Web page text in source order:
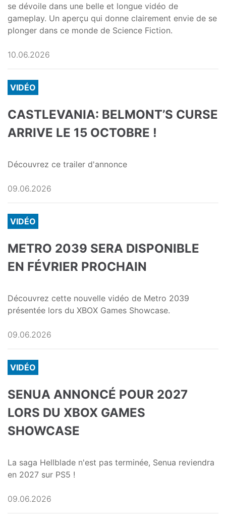
se dévoile dans une belle et longue vidéo de
gameplay. Un aperçu qui donne clairement envie de se
plonger dans ce monde de Science Fiction.
10.06.2026
VIDÉO
CASTLEVANIA: BELMONT’S CURSE
ARRIVE LE 15 OCTOBRE !
Découvrez ce trailer d'annonce
09.06.2026
VIDÉO
METRO 2039 SERA DISPONIBLE
EN FÉVRIER PROCHAIN
Découvrez cette nouvelle vidéo de Metro 2039
présentée lors du XBOX Games Showcase.
09.06.2026
VIDÉO
SENUA ANNONCÉ POUR 2027
LORS DU XBOX GAMES
SHOWCASE
La saga Hellblade n'est pas terminée, Senua reviendra
en 2027 sur PS5 !
09.06.2026